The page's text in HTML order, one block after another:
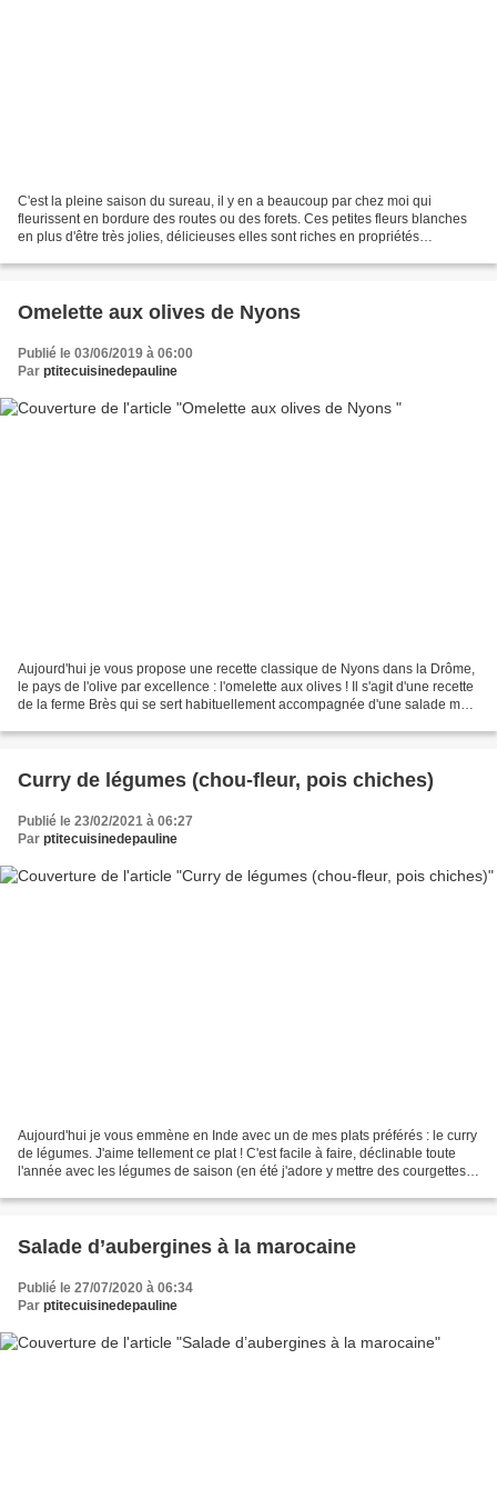
C'est la pleine saison du sureau, il y en a beaucoup par chez moi qui
fleurissent en bordure des routes ou des forets. Ces petites fleurs blanches
en plus d'être très jolies, délicieuses elles sont riches en propriétés
Omelette aux olives de Nyons
Publié le 03/06/2019 à 06:00
Par ptitecuisinedepauline
Aujourd'hui je vous propose une recette classique de Nyons dans la Drôme,
le pays de l'olive par excellence : l'omelette aux olives ! Il s'agit d'une recette
de la ferme Brès qui se sert habituellement accompagnée d'une salade mais
Curry de légumes (chou-fleur, pois chiches)
Publié le 23/02/2021 à 06:27
Par ptitecuisinedepauline
Aujourd'hui je vous emmène en Inde avec un de mes plats préférés : le curry
de légumes. J'aime tellement ce plat ! C'est facile à faire, déclinable toute
l'année avec les légumes de saison (en été j'adore y mettre des courgettes
Salade d’aubergines à la marocaine
Publié le 27/07/2020 à 06:34
Par ptitecuisinedepauline